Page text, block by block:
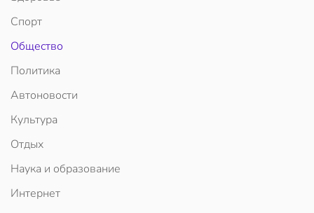
Спорт
Общество
Политика
Автоновости
Культура
Отдых
Наука и образование
Интернет